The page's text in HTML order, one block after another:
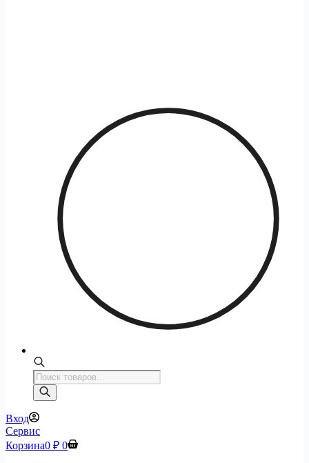
Поиск
товаров
Вход
Сервис
Корзина0 ₽ 0